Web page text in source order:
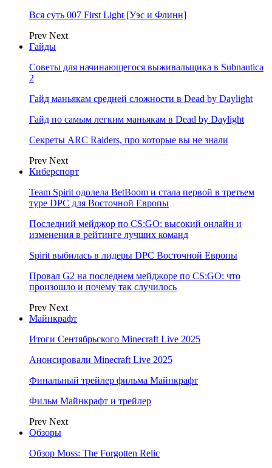
Вся суть 007 First Light [Уэс и Флинн]
Prev Next
Гайды
Советы для начинающегося выживальщика в Subnautica
2
Гайд маньякам средней сложности в Dead by Daylight
Гайд по самым легким маньякам в Dead by Daylight
Секреты ARC Raiders, про которые вы не знали
Prev Next
Киберспорт
Team Spirit одолела BetBoom и стала первой в третьем
туре DPC для Восточной Европы
Последний мейджор по CS:GO: высокий онлайн и
изменения в рейтинге лучших команд
Spirit выбилась в лидеры DPC Восточной Европы
Провал G2 на последнем мейджоре по CS:GO: что
произошло и почему так случилось
Prev Next
Майнкрафт
Итоги Сентябрьского Minecraft Live 2025
Анонсировали Minecraft Live 2025
Финальный трейлер фильма Майнкрафт
Фильм Майнкрафт и трейлер
Prev Next
Обзоры
Обзор Moss: The Forgotten Relic